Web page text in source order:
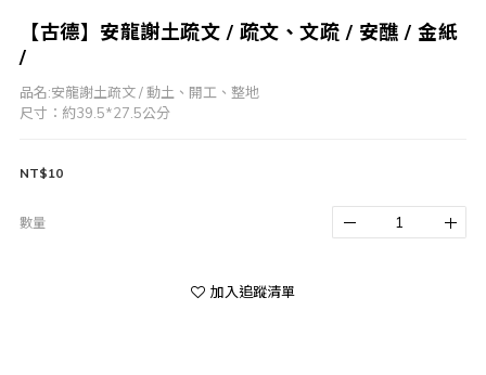
【古德】安龍謝土疏文 / 疏文、文疏 / 安醮 / 金紙
/
品名:安龍謝土疏文 / 動土、開工、整地
尺寸：約39.5*27.5公分
NT$10
數量
加入追蹤清單